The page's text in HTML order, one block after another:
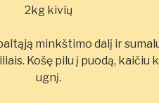
2kg kivių
minkštimo dalį ir
Košę pilu į puodą, kaičiu
ugnį.